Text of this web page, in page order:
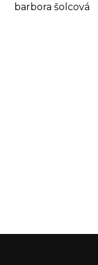
barbora šolcová